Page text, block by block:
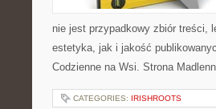
nie jest przypadkowy zbiór treści,
estetyka, jak i jakość
Codzienne na Wsi. Strona
CATEGORIES: IRISHROOTS